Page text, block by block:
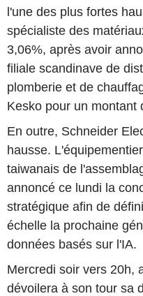
l'une des plus fortes
spécialiste des
3,06%, après avoir
filiale scandinave de
plomberie et de
Kesko pour un montant
En outre, Schneider
hausse.
taiwanais de
annoncé ce lundi la
stratégique afin de
échelle la prochaine
données basés sur l'IA.
Mercredi soir vers 20h,
dévoilera à son tour sa